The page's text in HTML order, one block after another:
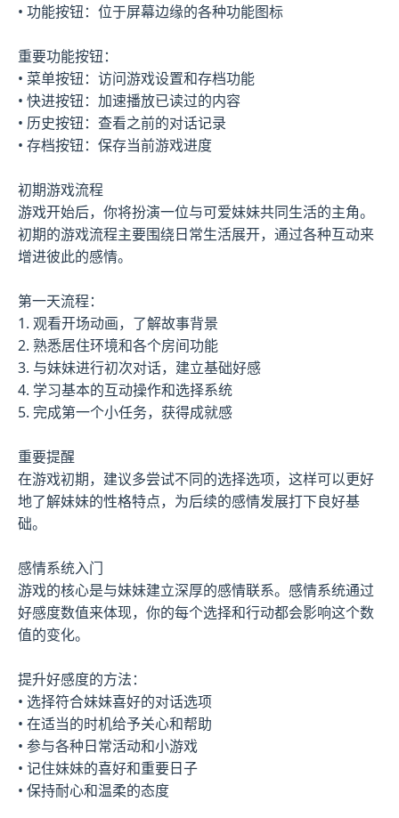
• 功能按钮：位于屏幕边缘的各种功能图标
重要功能按钮：
• 菜单按钮：访问游戏设置和存档功能
• 快进按钮：加速播放已读过的内容
• 历史按钮：查看之前的对话记录
• 存档按钮：保存当前游戏进度
初期游戏流程
游戏开始后，你将扮演一位与可爱妹妹共同生活的主角。
初期的游戏流程主要围绕日常生活展开，通过各种互动来
增进彼此的感情。
第一天流程：
1. 观看开场动画，了解故事背景
2. 熟悉居住环境和各个房间功能
3. 与妹妹进行初次对话，建立基础好感
4. 学习基本的互动操作和选择系统
5. 完成第一个小任务，获得成就感
重要提醒
在游戏初期，建议多尝试不同的选择选项，这样可以更好
地了解妹妹的性格特点，为后续的感情发展打下良好基
础。
感情系统入门
游戏的核心是与妹妹建立深厚的感情联系。感情系统通过
好感度数值来体现，你的每个选择和行动都会影响这个数
值的变化。
提升好感度的方法：
• 选择符合妹妹喜好的对话选项
• 在适当的时机给予关心和帮助
• 参与各种日常活动和小游戏
• 记住妹妹的喜好和重要日子
• 保持耐心和温柔的态度